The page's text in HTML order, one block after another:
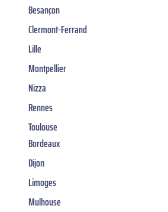
Besançon
Clermont-Ferrand
Lille
Montpellier
Nizza
Rennes
Toulouse
Bordeaux
Dijon
Limoges
Mulhouse